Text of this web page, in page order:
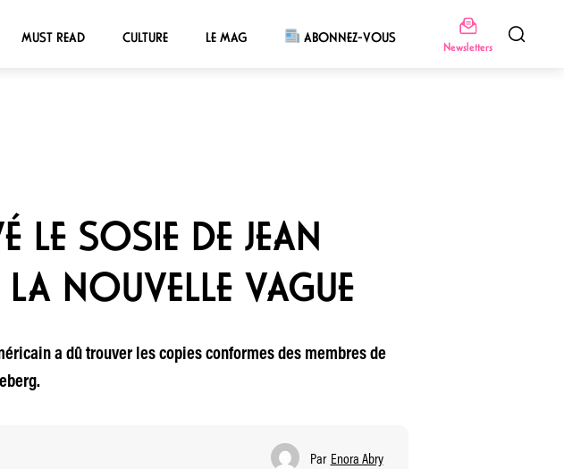
MUST READ CULTURE LE MAG ABONNEZ-VOUS
Newsletters
LE SOSIE DE JEAN
NOUVELLE VAGUE
a dû trouver les copies conformes des membres de
Par Enora Abry